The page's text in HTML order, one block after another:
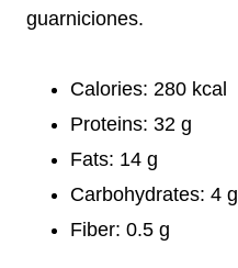
guarniciones.
Calories: 280 kcal
Proteins: 32 g
Fats: 14 g
Carbohydrates: 4 g
Fiber: 0.5 g